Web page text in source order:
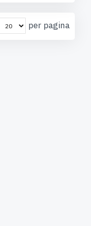
per pagina